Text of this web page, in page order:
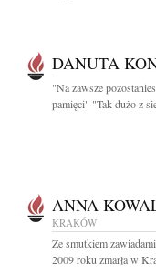
DANUTA
"Na zawsze
pamięci" "Tak dużo z
ANNA
KRAKÓW
Ze smutkiem
2009 roku zmarła w